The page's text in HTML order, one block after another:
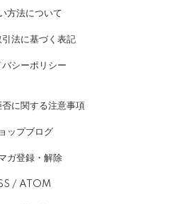
方法について
法に基づく表記
バシーポリシー
に関する注意事項
ップブログ
ガ登録・解除
/ ATOM